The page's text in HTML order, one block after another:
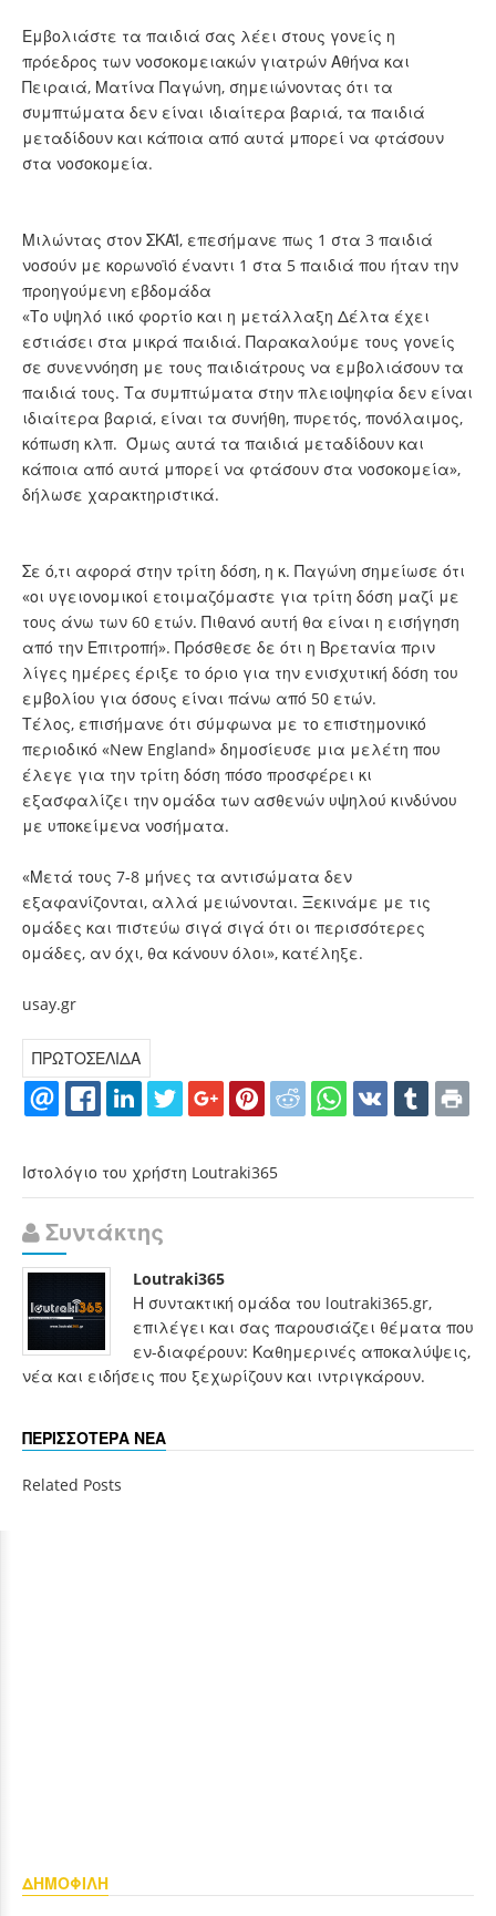
Εμβολιάστε τα παιδιά σας λέει στους γονείς η
πρόεδρος των νοσοκομειακών γιατρών Αθήνα και
Πειραιά, Ματίνα Παγώνη, σημειώνοντας ότι τα
συμπτώματα δεν είναι ιδιαίτερα βαριά, τα παιδιά
μεταδίδουν και κάποια από αυτά μπορεί να φτάσουν
στα νοσοκομεία.
Μιλώντας στον ΣΚΑΪ, επεσήμανε πως 1 στα 3 παιδιά
νοσούν με κορωνοϊό έναντι 1 στα 5 παιδιά που ήταν την
προηγούμενη εβδομάδα
«Το υψηλό ιικό φορτίο και η μετάλλαξη Δέλτα έχει
εστιάσει στα μικρά παιδιά. Παρακαλούμε τους γονείς
σε συνεννόηση με τους παιδιάτρους να εμβολιάσουν τα
παιδιά τους. Τα συμπτώματα στην πλειοψηφία δεν είναι
ιδιαίτερα βαριά, είναι τα συνήθη, πυρετός, πονόλαιμος,
κόπωση κλπ. Όμως αυτά τα παιδιά μεταδίδουν και
κάποια από αυτά μπορεί να φτάσουν στα νοσοκομεία»,
δήλωσε χαρακτηριστικά.
Σε ό,τι αφορά στην τρίτη δόση, η κ. Παγώνη σημείωσε ότι
«οι υγειονομικοί ετοιμαζόμαστε για τρίτη δόση μαζί με
τους άνω των 60 ετών. Πιθανό αυτή θα είναι η εισήγηση
από την Επιτροπή». Πρόσθεσε δε ότι η Βρετανία πριν
λίγες ημέρες έριξε το όριο για την ενισχυτική δόση του
εμβολίου για όσους είναι πάνω από 50 ετών.
Τέλος, επισήμανε ότι σύμφωνα με το επιστημονικό
περιοδικό «New England» δημοσίευσε μια μελέτη που
έλεγε για την τρίτη δόση πόσο προσφέρει κι
εξασφαλίζει την ομάδα των ασθενών υψηλού κινδύνου
με υποκείμενα νοσήματα.
«Μετά τους 7-8 μήνες τα αντισώματα δεν
εξαφανίζονται, αλλά μειώνονται. Ξεκινάμε με τις
ομάδες και πιστεύω σιγά σιγά ότι οι περισσότερες
ομάδες, αν όχι, θα κάνουν όλοι», κατέληξε.
usay.gr
ΠΡΩΤΟΣΕΛΙΔΑ
Ιστολόγιο του χρήστη Loutraki365
Συντάκτης
Loutraki365
Η συντακτική ομάδα του loutraki365.gr,
επιλέγει και σας παρουσιάζει θέματα που
εν-διαφέρουν: Καθημερινές αποκαλύψεις,
νέα και ειδήσεις που ξεχωρίζουν και ιντριγκάρουν.
ΠΕΡΙΣΣΟΤΕΡΑ ΝΕΑ
Related Posts
ΔΗΜΟΦΙΛΗ